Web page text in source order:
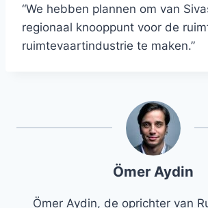
“We hebben plannen om van
regionaal knooppunt voor de
ruimtevaartindustrie te maken.”
Ömer Aydin
Ömer Aydin, de oprichter van